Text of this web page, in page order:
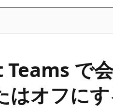
で
はオフに